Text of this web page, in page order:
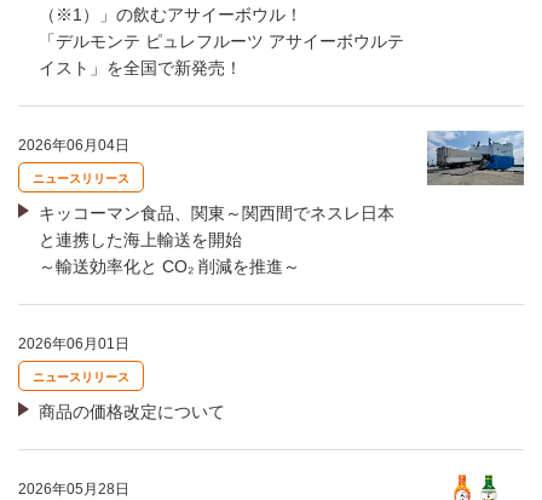
（※1）」の飲むアサイーボウル！
「デルモンテ ピュレフルーツ アサイーボウルテ
イスト」を全国で新発売！
2026年06月04日
ニュースリリース
キッコーマン食品、関東～関西間でネスレ日本
と連携した海上輸送を開始
～輸送効率化と CO₂ 削減を推進～
2026年06月01日
ニュースリリース
商品の価格改定について
2026年05月28日